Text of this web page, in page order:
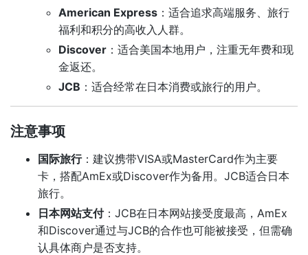
American Express ：适合追求高端服务、旅行
福利和积分的高收入人群。
Discover ：适合美国本地用户，注重无年费和现
金返还。
JCB ：适合经常在日本消费或旅行的用户。
注意事项
国际旅行：建议携带VISA或MasterCard作为主要
卡，搭配AmEx或Discover作为备用。JCB适合日本
旅行。
日本网站支付：JCB在日本网站接受度最高，AmEx
和Discover通过与JCB的合作也可能被接受，但需确
认具体商户是否支持。